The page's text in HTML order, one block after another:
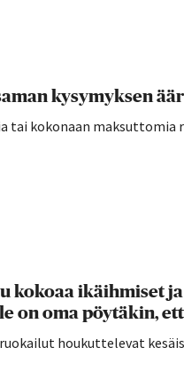
kysymyksen
tai kokonaan
kokoaa ikäihmiset
on oma pöytäkin,
houkuttelevat